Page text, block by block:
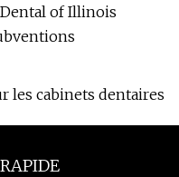
of Illinois
les cabinets dentaires